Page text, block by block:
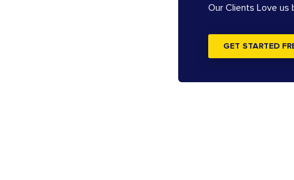
Our Clients Love us
GET STARTED